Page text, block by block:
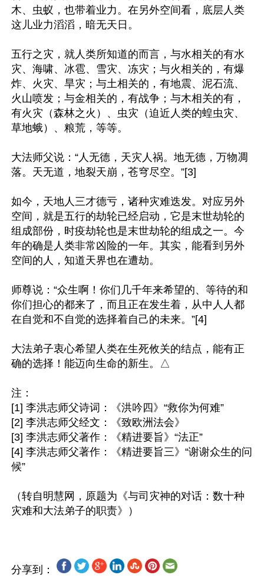
木、虫蚁，也带着业力。在另外空间看，底层人类
这儿业力滔滔，暗无天日。
五行之灾，就人类所知道的而言，与水相关的有水
灾、海啸、冰雹、雪灾、冻灾；与火相关的，有爆
炸、火灾、旱灾；与土相关的，有地震、泥石流、
火山喷发；与金相关的，有战争；与木相关的有，
有火灾（森林之火）、虫灾（迫近人类的蝗虫灾、
草地蛾）、粮荒，等等。
大法师父说：“人无德，天灾人祸。地无德，万物凋
落。天无道，地裂天崩，苍穹尽空。”[3]
如今，天地人三才德亏，诸种灾难迭发。对应另外
空间，就是五行的劫轮已经启动，它是末世劫轮的
组成部份，时疫劫轮也是末世劫轮的组成之一。今
年的确是人类非常凶险的一年。其实，能看到另外
空间的人，知道天界也在遭劫。
师尊说：“众生啊！你们几千年来希望的、等待的和
你们担心的都来了，而且正在发生着，从中人人都
在自觉和不自觉的选择着自己的未来。”[4]
大法弟子衷心希望人类在生死攸关的结点，能有正
确的选择！能迈向生命的新生。△
注：
[1] 李洪志师父诗词：《洪吟四》“救你为何难”
[2] 李洪志师父经文：《致欧洲法会》
[3] 李洪志师父著作：《精进要旨》“法正”
[4] 李洪志师父著作：《精进要旨三》“谢谢众生的问
候”
（转自明慧网，原题为《与司灾神的对话：数十种
分享到：